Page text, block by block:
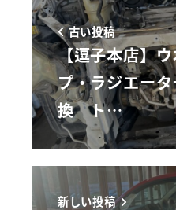
古い投稿
【逗子本店】
プ・ラジエー
換 ト…
新しい投稿